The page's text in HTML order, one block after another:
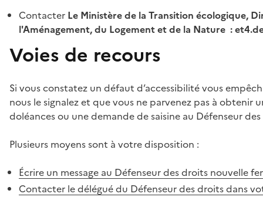
Contacter Le Ministère de la Transition écologique,
l'Aménagement, du Logement et de la Nature :
Voies de recours
Si vous constatez un défaut d’accessibilité vous
nous le signalez et que vous ne parvenez pas à
doléances ou une demande de saisine au Défenseur
Plusieurs moyens sont à votre disposition :
Écrire un message au Défenseur des droits nouvelle
Contacter le délégué du Défenseur des droits dans